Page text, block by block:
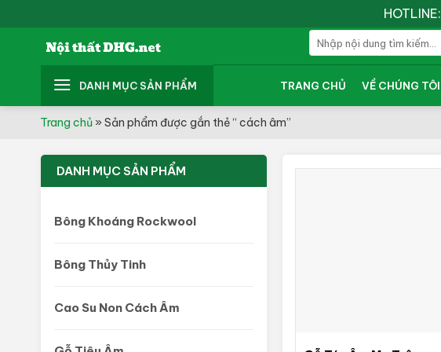
to
content
HOTLINE:
kiếm:
DANH MỤC SẢN PHẨM TRANG CHỦ VỀ CHÚNG TÔI
Trang chủ» Sản phẩm được gắn thẻ “ cách âm”
DANH MỤC SẢN PHẨM
Bông Khoáng Rockwool
Bông Thủy Tinh
Cao Su Non Cách Âm